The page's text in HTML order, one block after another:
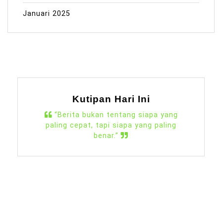
Januari 2025
Kutipan Hari Ini
“Berita bukan tentang siapa yang
paling cepat, tapi siapa yang paling
benar.”